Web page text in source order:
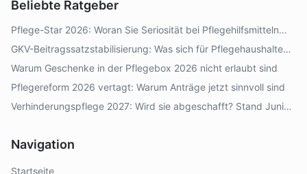
Beliebte Ratgeber
Pflege-Star 2026: Woran Sie Seriosität bei Pflegehilfsmitteln
erkennen
GKV-Beitragssatzstabilisierung: Was sich für Pflegehaushalte
2026–2028 ändert
Warum Geschenke in der Pflegebox 2026 nicht erlaubt sind
Pflegereform 2026 vertagt: Warum Anträge jetzt sinnvoll sind
Verhinderungspflege 2027: Wird sie abgeschafft? Stand Juni
Navigation
Startseite